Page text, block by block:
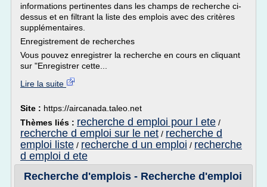
informations pertinentes dans les champs de recherche ci-
dessus et en filtrant la liste des emplois avec des critères
supplémentaires.
Enregistrement de recherches
Vous pouvez enregistrer la recherche en cours en cliquant
sur "Enregistrer cette...
Lire la suite
Site : https://aircanada.taleo.net
Thèmes liés : recherche d emploi pour l ete /
recherche d emploi sur le net / recherche d
emploi liste / recherche d un emploi / recherche
d emploi d ete
Recherche d'emplois - Recherche d'emploi